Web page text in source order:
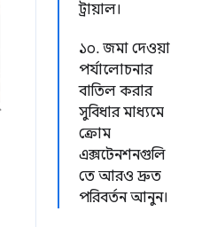
ট্রায়াল।
১০. জমা দেওয়া
পর্যালোচনার
বাতিল করার
সুবিধার মাধ্যমে
ক্রোম
এক্সটেনশনগুলি
তে আরও দ্রুত
পরিবর্তন আনুন।